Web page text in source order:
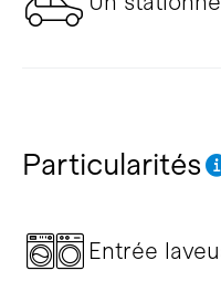
Particularités
Entrée